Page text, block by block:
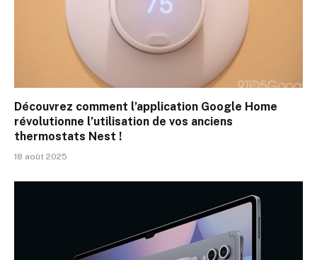
Découvrez comment l’application Google Home
révolutionne l’utilisation de vos anciens
thermostats Nest !
18 août 2025